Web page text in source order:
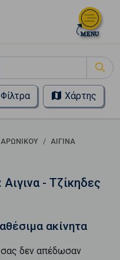
Φίλτρα Χάρτης
ΑΙΓΙΝΑ
- Τζίκηδες
ακίνητα
σας δεν απέδωσαν